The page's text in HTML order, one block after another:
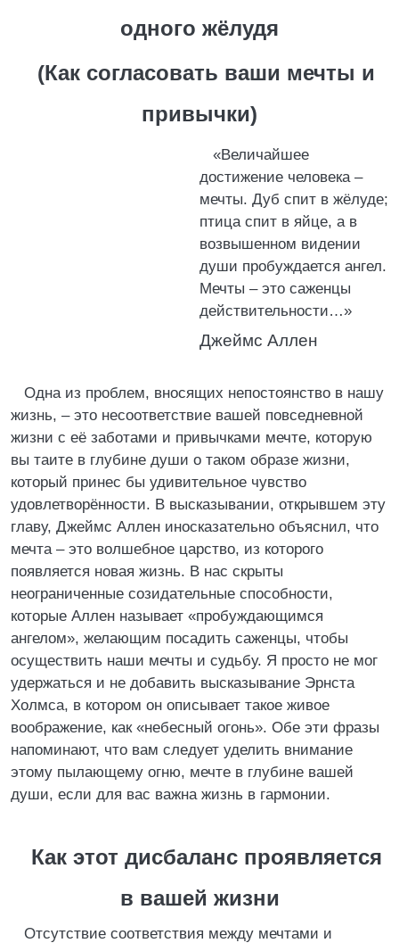
одного жёлудя
(Как согласовать ваши мечты и
привычки)
«Величайшее
достижение человека –
мечты. Дуб спит в жёлуде;
птица спит в яйце, а в
возвышенном видении
души пробуждается ангел.
Мечты – это саженцы
действительности…»
Джеймс Аллен
Одна из проблем, вносящих непостоянство в нашу
жизнь, – это несоответствие вашей повседневной
жизни с её заботами и привычками мечте, которую
вы таите в глубине души о таком образе жизни,
который принес бы удивительное чувство
удовлетворённости. В высказывании, открывшем эту
главу, Джеймс Аллен иносказательно объяснил, что
мечта – это волшебное царство, из которого
появляется новая жизнь. В нас скрыты
неограниченные созидательные способности,
которые Аллен называет «пробуждающимся
ангелом», желающим посадить саженцы, чтобы
осуществить наши мечты и судьбу. Я просто не мог
удержаться и не добавить высказывание Эрнста
Холмса, в котором он описывает такое живое
воображение, как «небесный огонь». Обе эти фразы
напоминают, что вам следует уделить внимание
этому пылающему огню, мечте в глубине вашей
души, если для вас важна жизнь в гармонии.
Как этот дисбаланс проявляется
в вашей жизни
Отсутствие соответствия между мечтами и